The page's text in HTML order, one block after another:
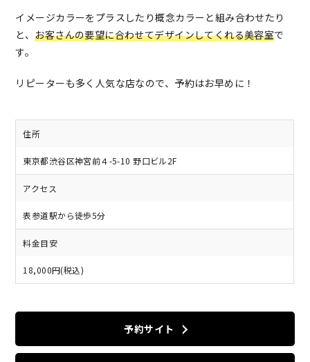
イメージカラーをプラスしたり概念カラーと組み合わせたり
と、お客さんの要望に合わせてデザインしてくれる美容室で
す。
リピーターも多く人気な店なので、予約はお早めに！
住所
東京都渋谷区神宮前４-5-10 野口ビル2F
アクセス
表参道駅から徒歩5分
料金目安
18,000円(税込)
予約サイト